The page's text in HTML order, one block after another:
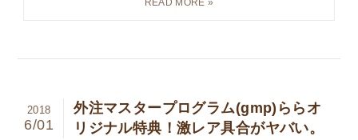
外注マスタープログラム(gmp)ららオ
リジナル特典！激レア具合がヤバい。
2018
6/01